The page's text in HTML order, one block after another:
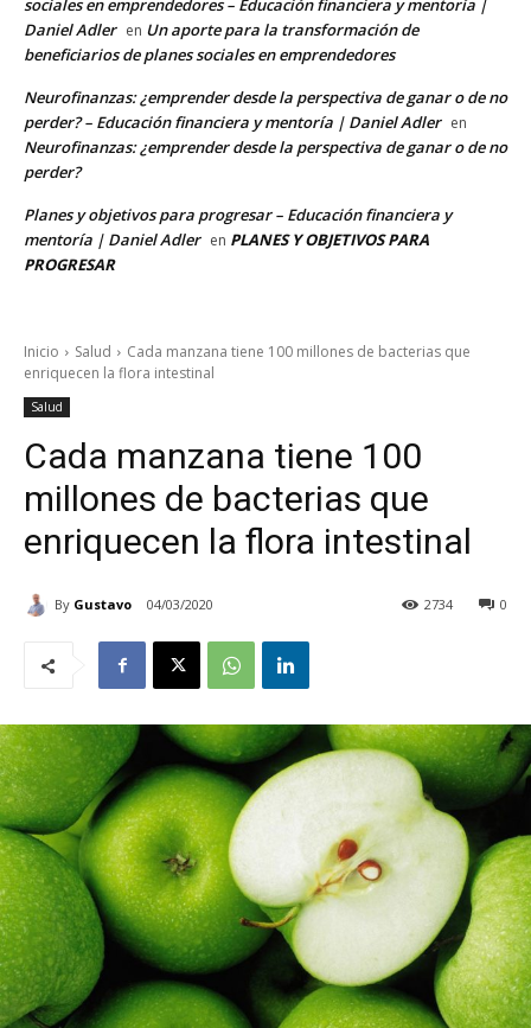
sociales en emprendedores – Educación financiera y mentoría |
Daniel Adler en Un aporte para la transformación de
beneficiarios de planes sociales en emprendedores
Neurofinanzas: ¿emprender desde la perspectiva de ganar o de no
perder? – Educación financiera y mentoría | Daniel Adler en
Neurofinanzas: ¿emprender desde la perspectiva de ganar o de no
perder?
Planes y objetivos para progresar – Educación financiera y
mentoría | Daniel Adler en PLANES Y OBJETIVOS PARA
PROGRESAR